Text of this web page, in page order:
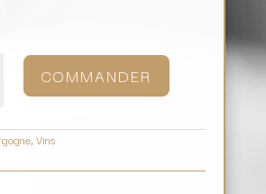
COMMANDER
, Vins